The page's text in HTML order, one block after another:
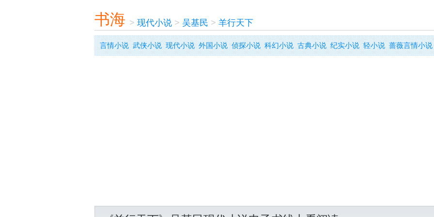
书海 > 现代小说> 吴基民 > 羊行天下
言情小说 武侠小说 现代小说 外国小说 侦探小说 科幻小说 古典小说 纪实小说 轻小说 蔷薇言情小说